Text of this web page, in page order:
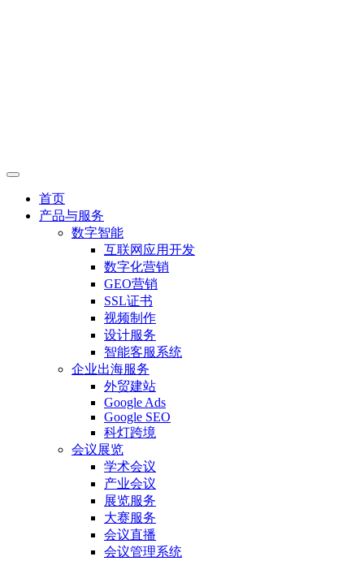
首页
产品与服务
数字智能
互联网应用开发
数字化营销
GEO营销
SSL证书
视频制作
设计服务
智能客服系统
企业出海服务
外贸建站
Google Ads
Google SEO
科灯跨境
会议展览
学术会议
产业会议
展览服务
大赛服务
会议直播
会议管理系统